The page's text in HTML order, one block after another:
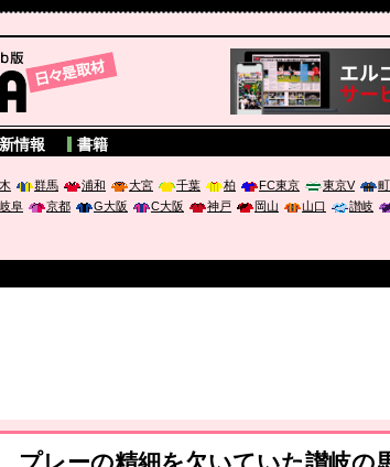
情報 書籍
群馬 浦和 大宮 千葉 柏 FC東京 東京V
岐阜 京都 G大阪 C大阪 神戸 岡山 山口 讃岐